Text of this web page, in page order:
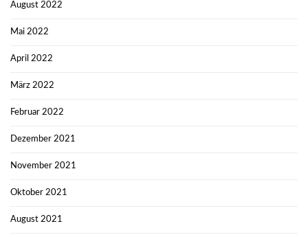
August 2022
Mai 2022
April 2022
März 2022
Februar 2022
Dezember 2021
November 2021
Oktober 2021
August 2021